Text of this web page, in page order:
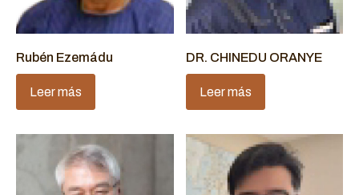
Rubén Ezemádu
Leer más
DR. CHINEDU ORANYE
Leer más